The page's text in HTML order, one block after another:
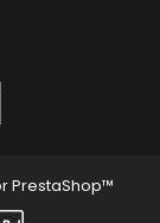
PrestaShop™